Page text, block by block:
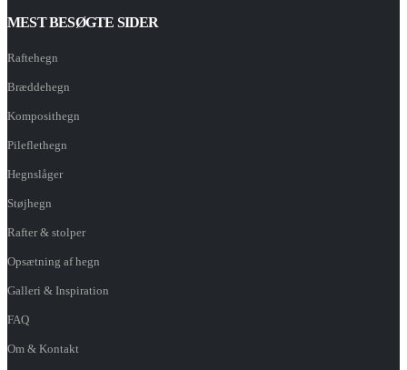
MEST BESØGTE SIDER
Raftehegn
Bræddehegn
Komposithegn
Pileflethegn
Hegnslåger
Støjhegn
Rafter & stolper
Opsætning af hegn
Galleri & Inspiration
FAQ
Om & Kontakt